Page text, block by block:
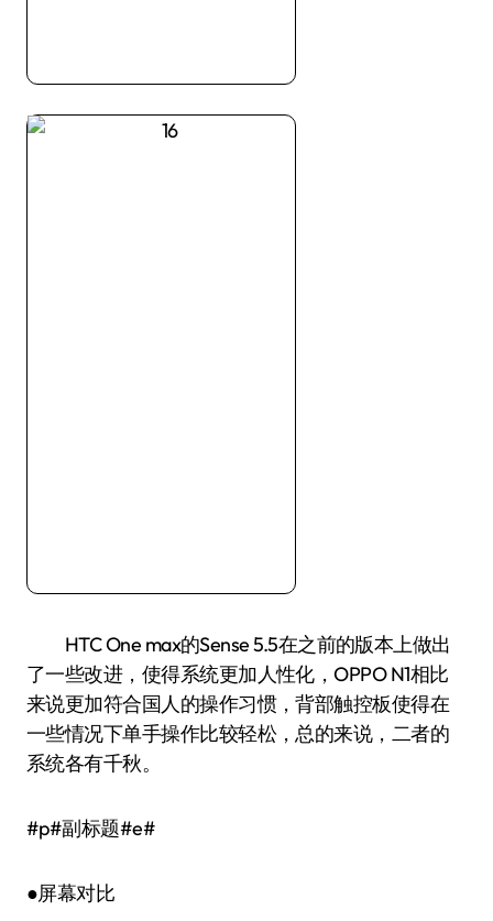
HTC One max的Sense 5.5在之前的版本上做出
了一些改进，使得系统更加人性化，OPPO N1相比
来说更加符合国人的操作习惯，背部触控板使得在
一些情况下单手操作比较轻松，总的来说，二者的
系统各有千秋。
#p#副标题#e#
●屏幕对比